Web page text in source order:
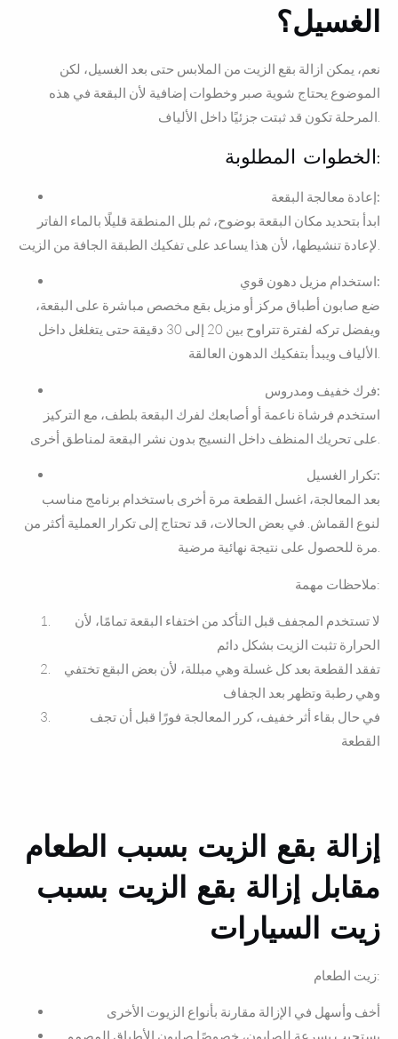
الغسيل؟
نعم، يمكن ازالة بقع الزيت من الملابس حتى بعد الغسيل، لكن
الموضوع يحتاج شوية صبر وخطوات إضافية لأن البقعة في هذه
الخطوات المطلوبة:
إعادة معالجة البقعة:
ابدأ بتحديد مكان البقعة بوضوح، ثم بلل المنطقة قليلًا بالماء الفاتر
لإعادة تنشيطها، لأن هذا يساعد على تفكيك الطبقة الجافة من الزيت.
استخدام مزيل دهون قوي:
ضع صابون أطباق مركز أو مزيل بقع مخصص مباشرة على البقعة،
ويفضل تركه لفترة تتراوح بين 20 إلى 30 دقيقة حتى يتغلغل داخل
الألياف ويبدأ بتفكيك الدهون العالقة.
فرك خفيف ومدروس:
استخدم فرشاة ناعمة أو أصابعك لفرك البقعة بلطف، مع التركيز
تكرار الغسيل:
بعد المعالجة، اغسل القطعة مرة أخرى باستخدام برنامج مناسب
لنوع القماش. في بعض الحالات، قد تحتاج إلى تكرار العملية أكثر من
مرة للحصول على نتيجة نهائية مرضية.
ملاحظات مهمة:
لا تستخدم المجفف قبل التأكد من اختفاء البقعة تمامًا، لأن
الحرارة تثبت الزيت بشكل دائم
تفقد القطعة بعد كل غسلة وهي مبللة، لأن بعض البقع تختفي
وهي رطبة وتظهر بعد الجفاف
في حال بقاء أثر خفيف، كرر المعالجة فورًا قبل أن تجف
القطعة
إزالة بقع الزيت بسبب الطعام
مقابل إزالة بقع الزيت بسبب
زيت السيارات
زيت الطعام:
أخف وأسهل في الإزالة مقارنة بأنواع الزيوت الأخرى